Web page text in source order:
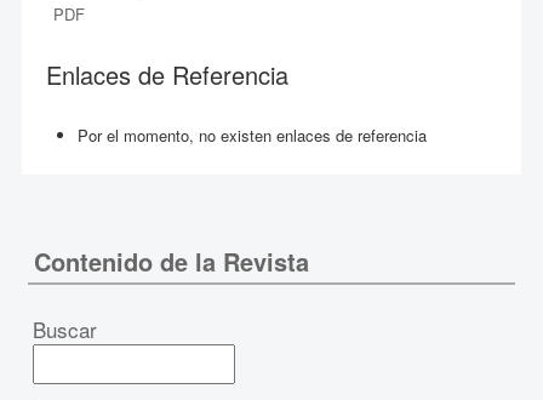
PDF
Enlaces de Referencia
Por el momento, no existen enlaces de referencia
Contenido de la Revista
Buscar